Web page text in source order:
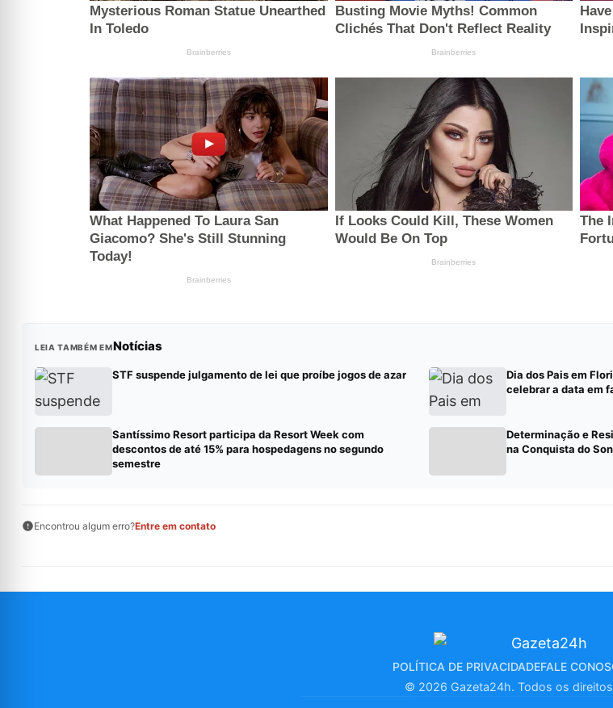
LEIA TAMBÉM EMNotícias
STF suspende julgamento de lei que proíbe jogos de azar
Dia dos Pais em
celebrar a data em
Santíssimo Resort participa da Resort Week com
descontos de até 15% para hospedagens no segundo
semestre
Determinação e
na Conquista do
Encontrou algum erro?Entre em contato
POLÍTICA DE PRIVACIDADEFALE
© 2026 Gazeta24h. Todos os